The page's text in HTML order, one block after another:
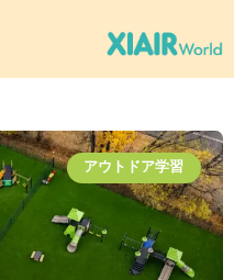
ア学習
アウトドア学習